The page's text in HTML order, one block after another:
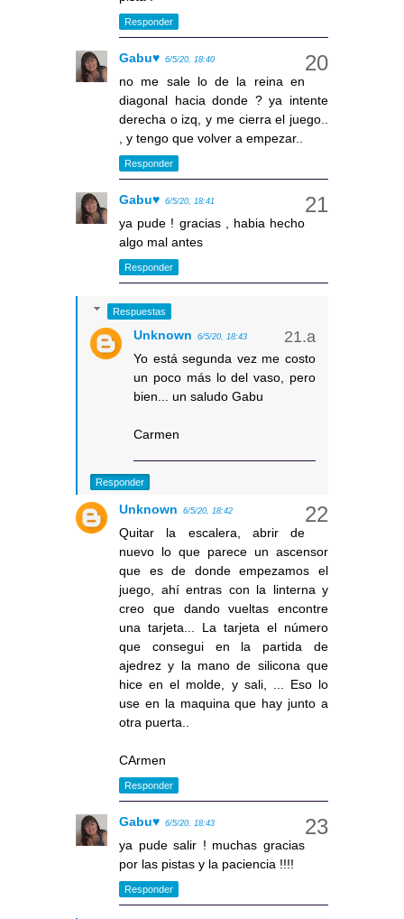
Responder
Gabu♥ 6/5/20, 18:40
no me sale lo de la reina en
diagonal hacia donde ? ya intente
derecha o izq, y me cierra el juego..
, y tengo que volver a empezar..
Responder
Gabu♥ 6/5/20, 18:41
ya pude ! gracias , habia hecho
algo mal antes
Responder
Respuestas
Unknown 6/5/20, 18:43
Yo está segunda vez me costo
un poco más lo del vaso, pero
bien... un saludo Gabu
Carmen
Responder
Unknown 6/5/20, 18:42
Quitar la escalera, abrir de
nuevo lo que parece un ascensor
que es de donde empezamos el
juego, ahí entras con la linterna y
creo que dando vueltas encontre
una tarjeta... La tarjeta el número
que consegui en la partida de
ajedrez y la mano de silicona que
hice en el molde, y sali, ... Eso lo
use en la maquina que hay junto a
otra puerta..
CArmen
Responder
Gabu♥ 6/5/20, 18:43
ya pude salir ! muchas gracias
por las pistas y la paciencia !!!!
Responder